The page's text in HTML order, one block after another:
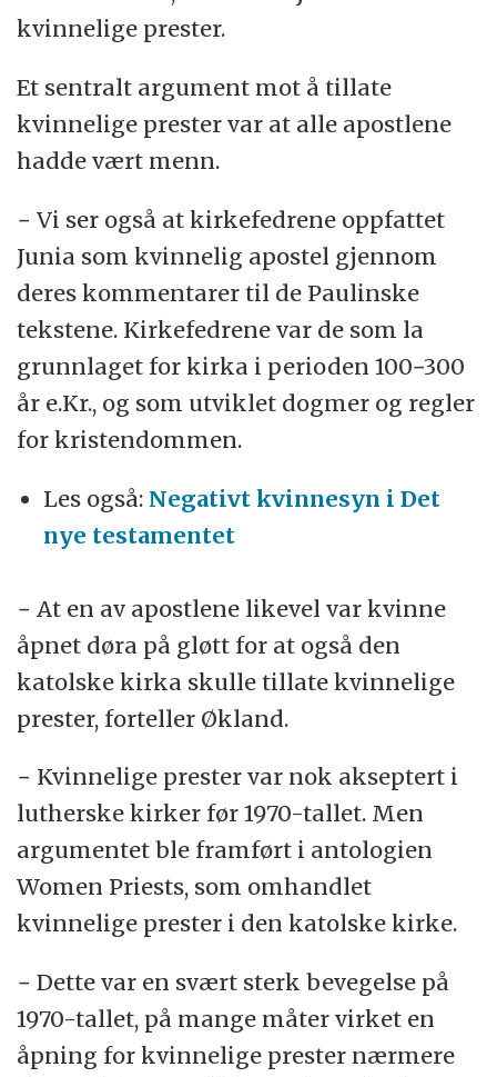
kvinnelige prester.
Et sentralt argument mot å tillate
kvinnelige prester var at alle apostlene
hadde vært menn.
− Vi ser også at kirkefedrene oppfattet
Junia som kvinnelig apostel gjennom
deres kommentarer til de Paulinske
tekstene. Kirkefedrene var de som la
grunnlaget for kirka i perioden 100−300
år e.Kr., og som utviklet dogmer og regler
for kristendommen.
Les også: Negativt kvinnesyn i Det
nye testamentet
− At en av apostlene likevel var kvinne
åpnet døra på gløtt for at også den
katolske kirka skulle tillate kvinnelige
prester, forteller Økland.
− Kvinnelige prester var nok akseptert i
lutherske kirker før 1970-tallet. Men
argumentet ble framført i antologien
Women Priests, som omhandlet
kvinnelige prester i den katolske kirke.
− Dette var en svært sterk bevegelse på
1970-tallet, på mange måter virket en
åpning for kvinnelige prester nærmere